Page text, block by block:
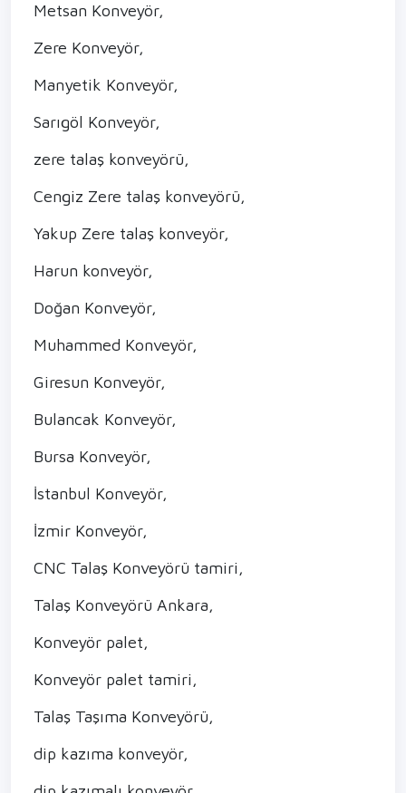
Metsan Konveyör,
Zere Konveyör,
Manyetik Konveyör,
Sarıgöl Konveyör,
zere talaş konveyörü,
Cengiz Zere talaş konveyörü,
Yakup Zere talaş konveyör,
Harun konveyör,
Doğan Konveyör,
Muhammed Konveyör,
Giresun Konveyör,
Bulancak Konveyör,
Bursa Konveyör,
İstanbul Konveyör,
İzmir Konveyör,
CNC Talaş Konveyörü tamiri,
Talaş Konveyörü Ankara,
Konveyör palet,
Konveyör palet tamiri,
Talaş Taşıma Konveyörü,
dip kazıma konveyör,